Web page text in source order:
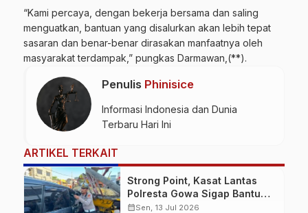
“Kami percaya, dengan bekerja bersama dan saling
menguatkan, bantuan yang disalurkan akan lebih tepat
sasaran dan benar-benar dirasakan manfaatnya oleh
masyarakat terdampak,” pungkas Darmawan,(**).
Penulis Phinisice
Informasi Indonesia dan Dunia
Terbaru Hari Ini
ARTIKEL TERKAIT
Strong Point, Kasat Lantas
Polresta Gowa Sigap Bantu
Korban Kecelakaan
calendar_monthSen, 13 Jul 2026